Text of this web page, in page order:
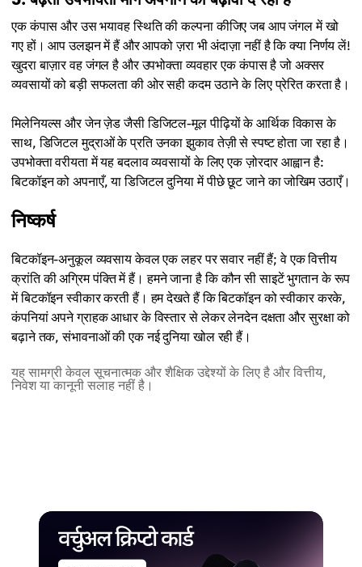
एक कंपास और उस भयावह स्थिति की कल्पना कीजिए जब आप जंगल में खो
गए हों। आप उलझन में हैं और आपको ज़रा भी अंदाज़ा नहीं है कि क्या निर्णय लें!
खुदरा बाज़ार वह जंगल है और उपभोक्ता व्यवहार एक कंपास है जो अक्सर
व्यवसायों को बड़ी सफलता की ओर सही कदम उठाने के लिए प्रेरित करता है।
मिलेनियल्स और जेन ज़ेड जैसी डिजिटल-मूल पीढ़ियों के आर्थिक विकास के
साथ, डिजिटल मुद्राओं के प्रति उनका झुकाव तेज़ी से स्पष्ट होता जा रहा है।
उपभोक्ता वरीयता में यह बदलाव व्यवसायों के लिए एक ज़ोरदार आह्वान है:
बिटकॉइन को अपनाएँ, या डिजिटल दुनिया में पीछे छूट जाने का जोखिम उठाएँ।
निष्कर्ष
बिटकॉइन-अनुकूल व्यवसाय केवल एक लहर पर सवार नहीं हैं; वे एक वित्तीय
क्रांति की अग्रिम पंक्ति में हैं। हमने जाना है कि कौन सी साइटें भुगतान के रूप
में बिटकॉइन स्वीकार करती हैं। हम देखते हैं कि बिटकॉइन को स्वीकार करके,
कंपनियां अपने ग्राहक आधार के विस्तार से लेकर लेनदेन दक्षता और सुरक्षा को
बढ़ाने तक, संभावनाओं की एक नई दुनिया खोल रही हैं।
यह सामग्री केवल सूचनात्मक और शैक्षिक उद्देश्यों के लिए है और वित्तीय,
निवेश या कानूनी सलाह नहीं है।